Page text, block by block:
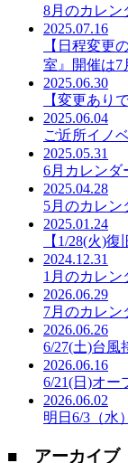
8月のカレン
2025.07.16
【日程変更
室』開催は7
2025.06.30
【変更あり
2025.06.04
ご近所イノ
2025.05.31
6月カレンダ
2025.04.28
5月のカレン
2025.01.24
【1/28(火)
2024.12.31
1月のカレン
2026.06.29
7月のカレン
2026.06.26
6/27(土)台風
2026.06.16
6/21(日)オー
2026.06.02
明日6/3（水
■ アーカイブ